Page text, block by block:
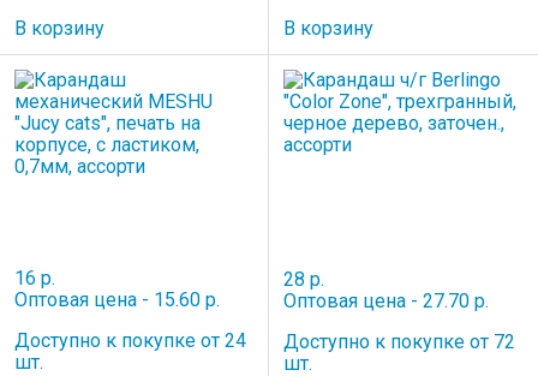
В корзину
В корзину
16 р.
Оптовая цена - 15.60 р.
Доступно к покупке от 24
шт.
28 р.
Оптовая цена - 27.70 р.
Доступно к покупке от 72
шт.